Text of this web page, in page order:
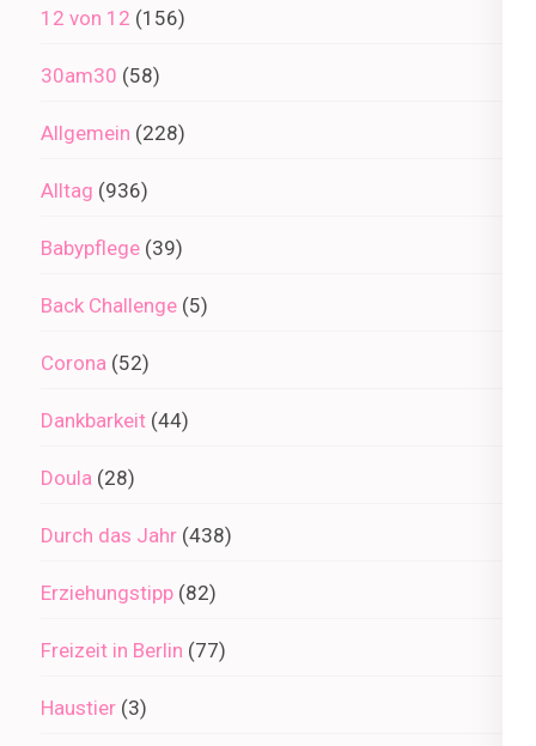
12 von 12 (156)
30am30 (58)
Allgemein (228)
Alltag (936)
Babypflege (39)
Back Challenge (5)
Corona (52)
Dankbarkeit (44)
Doula (28)
Durch das Jahr (438)
Erziehungstipp (82)
Freizeit in Berlin (77)
Haustier (3)